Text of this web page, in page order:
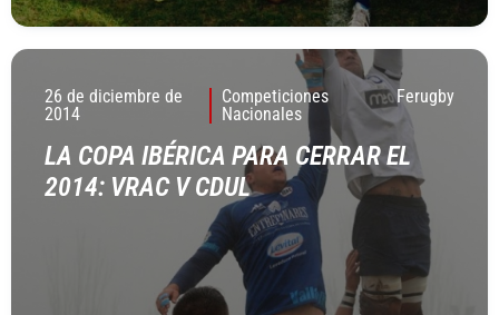
26 de diciembre de
2014
Competiciones
Nacionales
Ferugby
LA COPA IBÉRICA PARA CERRAR EL
2014: VRAC V CDUL